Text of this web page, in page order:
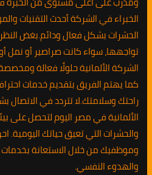
الخبراء في الشركة أحدث التقنيات
الحشرات بشكل فعال ودائم.بغض
تواجهها، سواء كانت صراصير أو نمل
الشركة الألمانية حلولًا فعالة
كما يهتم الفريق بتقديم خدمات
راحتك وسلامتك.لا تتردد في
الألمانية في مصر اليوم لتحصل على
والحشرات التي تعيق حياتك اليومية.
وموظفيك من خلال الاستعانة بخدمات
والهدوء النفسي.